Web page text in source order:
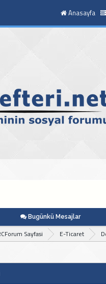
Anasayfa
Bugünkü Mesajlar
Sayfasi E-Ticaret